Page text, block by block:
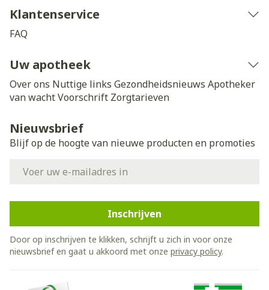
Klantenservice
FAQ
Uw apotheek
Over ons Nuttige links Gezondheidsnieuws Apotheker
van wachtVoorschrift Zorgtarieven
Nieuwsbrief
Blijf op de hoogte van nieuwe producten en promoties
Inschrijven
Door op inschrijven te klikken, schrijft u zich in voor onze
nieuwsbrief en gaat u akkoord met onze privacy policy.